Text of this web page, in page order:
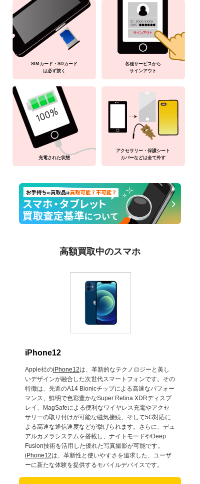
SIMカード・SDカード
は必ず抜く
各種サービスから
サインアウト
充電された状態
アクセサリー・保護シート
カバーなどは全て外す
高額買取中のスマホ
iPhone12
Apple社のiPhone12は、革新的なテクノロジーと美し
いデザインが融合した次世代スマートフォンです。その
特徴は、先進のA14 Bionicチップによる高速なパフォー
マンス、鮮明で色彩豊かなSuper Retina XDRディスプ
レイ、MagSafeによる便利なワイヤレス充電やアクセ
サリーの取り付けが可能な磁気接続、そして5G対応に
よる高速な通信速度などが挙げられます。さらに、デュ
アルカメラシステムを搭載し、ナイトモードやDeep
Fusion技術を活用した優れた写真撮影が可能です。
iPhone12は、革新性と使いやすさを追求した、ユーザ
ーに新たな体験を提供するモバイルデバイスです。